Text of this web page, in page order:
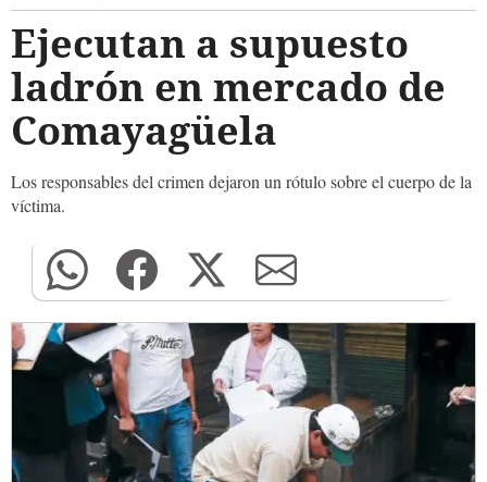
Ejecutan a supuesto
ladrón en mercado de
Comayagüela
Los responsables del crimen dejaron un rótulo sobre el cuerpo de la
víctima.